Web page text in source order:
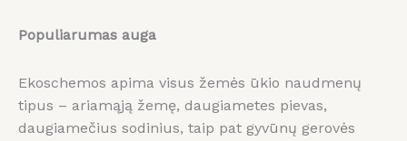
Populiarumas auga
Ekoschemos apima visus žemės ūkio naudmenų
tipus – ariamąją žemę, daugiametes pievas,
daugiamečius sodinius, taip pat gyvūnų gerovės